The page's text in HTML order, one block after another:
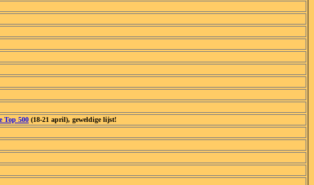
Top 500 (18-21 april), geweldige lijst!